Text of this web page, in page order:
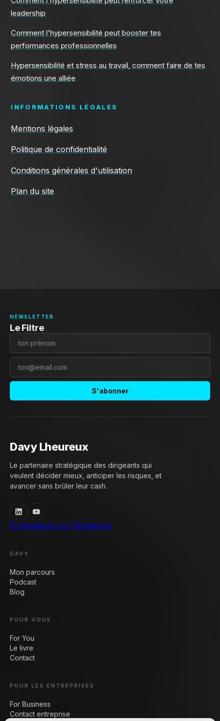
leadership
Comment l'hypersensibilité peut booster tes
performances professionnelles
Hypersensibilité et stress au travail, comment faire de tes
émotions une alliée
INFORMATIONS LÉGALES
Mentions légales
Politique de confidentialité
Conditions générales d'utilisation
Plan du site
NEWSLETTER
Le Filtre
S'abonner
Davy Lheureux
Le partenaire stratégique des dirigeants qui
veulent décider mieux, anticiper les risques, et
avancer sans brûler leur cash.
Échangeons sur WhatsApp
DAVY
Mon parcours
Podcast
Blog
POUR VOUS
For You
Le livre
Contact
POUR LES ENTREPRISES
For Business
Contact entreprise